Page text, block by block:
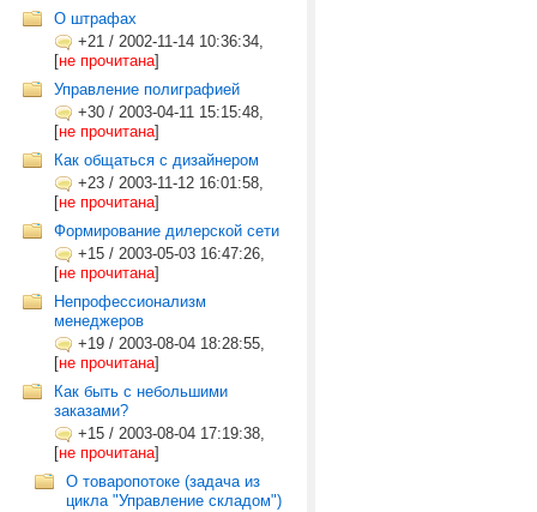
О штрафах
+21 / 2002-11-14 10:36:34,
[не прочитана]
Управление полиграфией
+30 / 2003-04-11 15:15:48,
[не прочитана]
Как общаться с дизайнером
+23 / 2003-11-12 16:01:58,
[не прочитана]
Формирование дилерской сети
+15 / 2003-05-03 16:47:26,
[не прочитана]
Непрофессионализм
менеджеров
+19 / 2003-08-04 18:28:55,
[не прочитана]
Как быть с небольшими
заказами?
+15 / 2003-08-04 17:19:38,
[не прочитана]
О товаропотоке (задача из
цикла "Управление складом")